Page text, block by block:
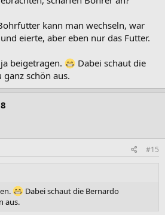
kann man wechseln, war
eierte, aber eben nur das Futter.
beigetragen.
Dabei schaut die
schön aus.
#15
Dabei schaut die Bernardo
aus.